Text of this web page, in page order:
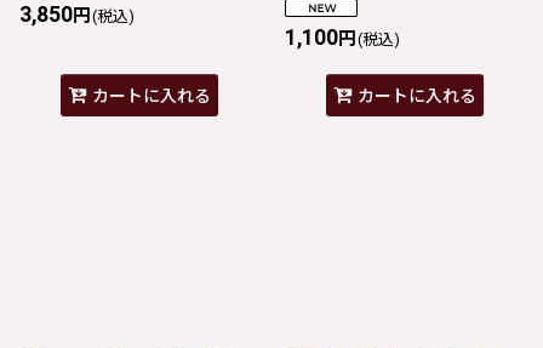
3,850円 (税込)
カートに入れる
1,100円 (税込)
カートに入れる